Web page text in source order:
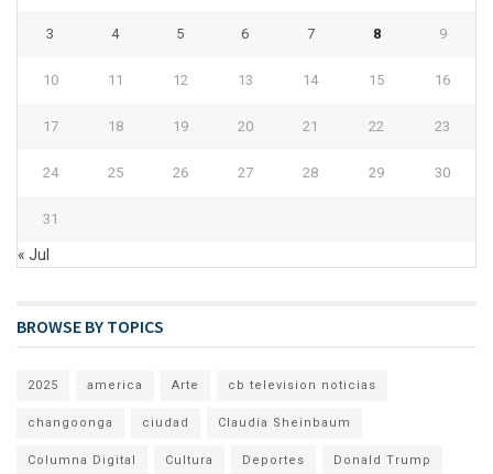
3 4 5 6 7 8 9
10 11 12 13 14 15 16
17 18 19 20 21 22 23
24 25 26 27 28 29 30
31
« Jul
BROWSE BY TOPICS
2025 america Arte cb television noticias
changoonga ciudad Claudia Sheinbaum
Columna Digital Cultura Deportes Donald Trump